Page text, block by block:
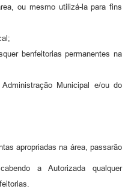
ou mesmo utilizá-la para fins
benfeitorias permanentes na
Municipal e/ou do
apropriadas na área, passarão
a Autorizada qualquer